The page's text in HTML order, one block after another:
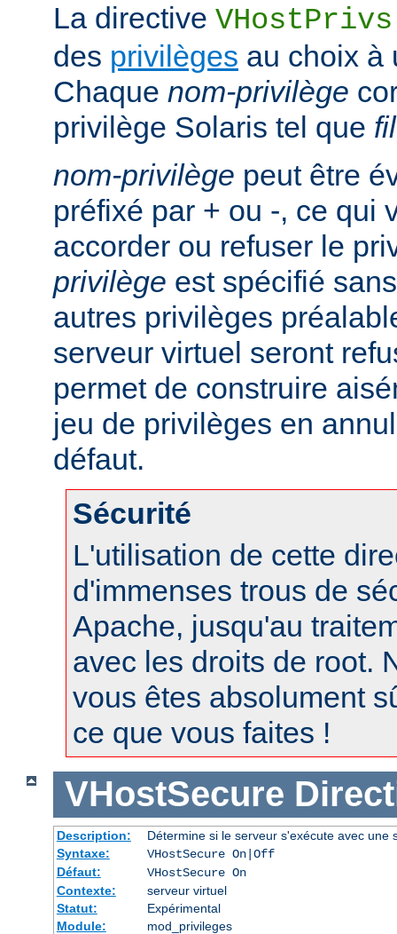
La directive VHostPrivs
des privilèges au choix à
Chaque nom-privilège
privilège Solaris tel que
nom-privilège peut être
préfixé par + ou -, ce qui
accorder ou refuser le
privilège est spécifié
autres privilèges
serveur virtuel seront
permet de construire
jeu de privilèges en
défaut.
Sécurité
L'utilisation de cette
d'immenses trous de
Apache, jusqu'au
avec les droits de root.
vous êtes absolument
ce que vous faites !
VHostSecure
Description:
Détermine si le serveur s'exécute avec
Syntaxe:
VHostSecure On|Off
Défaut:
VHostSecure On
Contexte:
serveur virtuel
Statut:
Expérimental
Module:
mod_privileges